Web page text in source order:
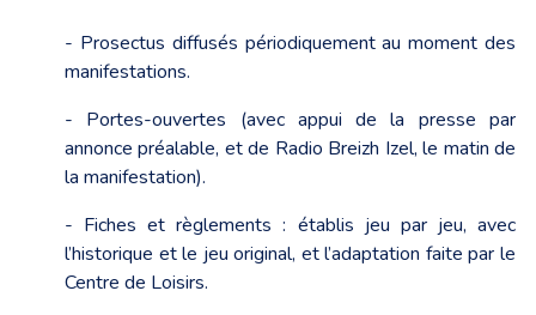
- Prosectus diffusés périodiquement au moment des
manifestations.
- Portes-ouvertes (avec appui de la presse par
annonce préalable, et de Radio Breizh Izel, le matin de
la manifestation).
- Fiches et règlements : établis jeu par jeu, avec
l’historique et le jeu original, et l’adaptation faite par le
Centre de Loisirs.